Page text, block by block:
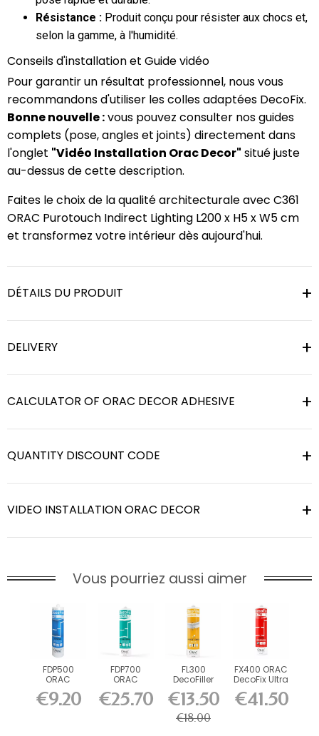
Résistance : Produit conçu pour résister aux chocs et,
selon la gamme, à l'humidité.
Conseils d'installation et Guide vidéo
Pour garantir un résultat professionnel, nous vous
recommandons d'utiliser les colles adaptées DecoFix.
Bonne nouvelle :vous pouvez consulter nos guides
complets (pose, angles et joints) directement dans
l'onglet "Vidéo Installation Orac Decor" situé juste
au-dessus de cette description.
Faites le choix de la qualité architecturale avec C361
ORAC Purotouch Indirect Lighting L200 x H5 x W5 cm
et transformez votre intérieur dès aujourd'hui.
DÉTAILS DU PRODUIT
DELIVERY
CALCULATOR OF ORAC DECOR ADHESIVE
QUANTITY DISCOUNT CODE
VIDEO INSTALLATION ORAC DECOR
Vous pourriez aussi aimer
FDP500
ORAC
DecoFix Pro
310 ml
€9.20
FDP700
ORAC
DecoFix
Power 290
ml
€25.70
FL300
DecoFiller
€13.50
€18.00
FX400 ORAC
DecoFix Ultra
€41.50